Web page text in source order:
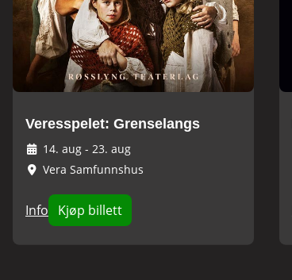
Veresspelet: Grenselangs
14. aug - 23. aug
Vera Samfunnshus
Info Kjøp billett